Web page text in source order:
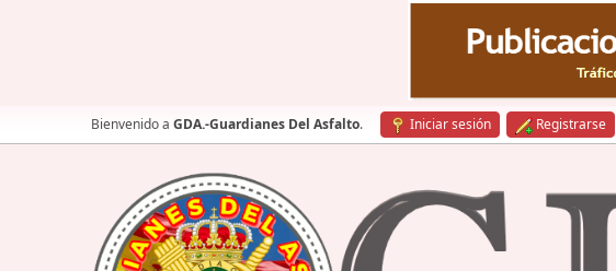
Bienvenido a GDA.-Guardianes Del Asfalto. Iniciar sesión Registrarse